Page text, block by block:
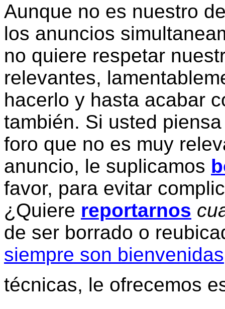
Aunque no es nuestro
los anuncios
no quiere respetar
relevantes,
hacerlo y hasta acabar
también. Si usted
foro que no es muy
anuncio, le suplicamos
favor, para evitar
¿Quiere reportarnos
de ser borrado o
siempre son bienvenidas
técnicas, le ofrecemos